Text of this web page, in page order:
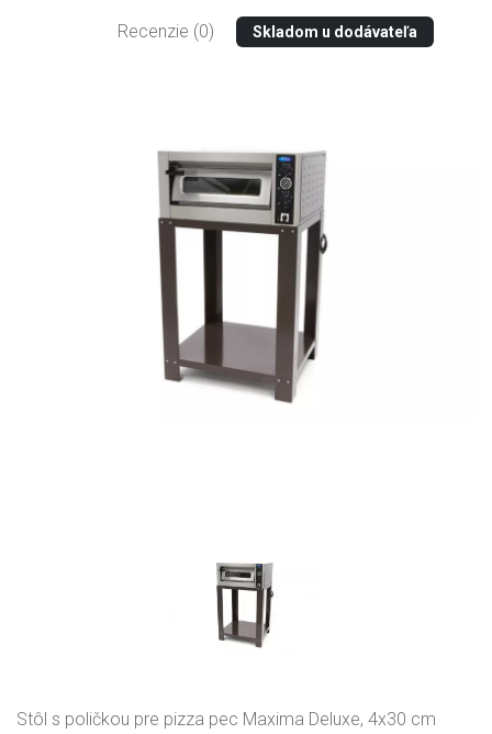
Recenzie (0) Skladom u dodávateľa
Stôl s poličkou pre pizza pec Maxima Deluxe, 4x30 cm